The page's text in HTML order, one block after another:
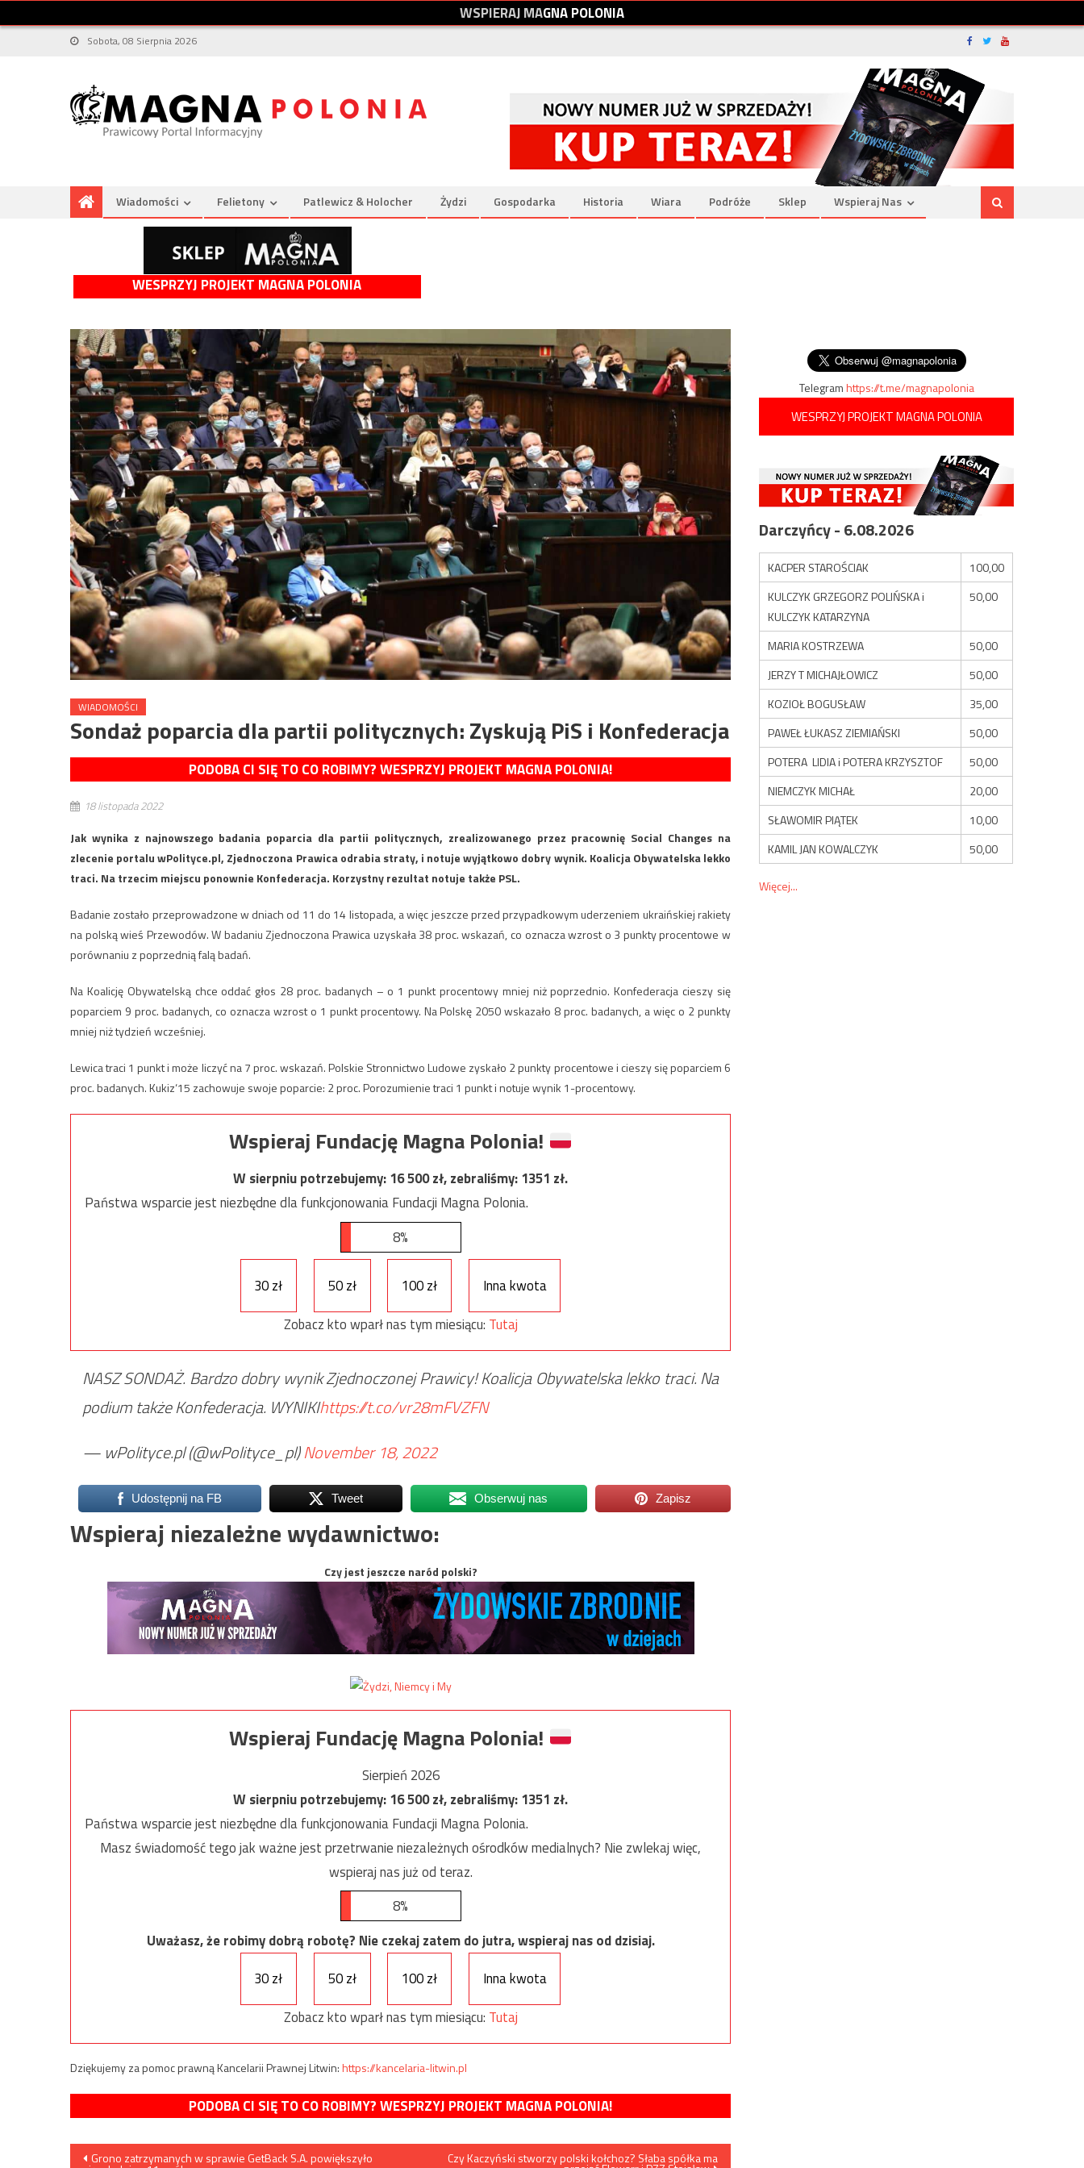
WSPIERAJMAGNAPOLONIA
Sobota, 08 Sierpnia 2026
Wiadomości Felietony Patlewicz & Holocher Żydzi Gospodarka Historia Wiara Podróże Sklep Wspieraj Nas
WESPRZYJ PROJEKT MAGNA POLONIA
WIADOMOŚCI
Sondaż poparcia dla partii politycznych: Zyskują PiS i Konfederacja
PODOBA CI SIĘ TO CO ROBIMY? WESPRZYJ PROJEKT MAGNA POLONIA!
18 listopada 2022
Jak wynika z najnowszego badania poparcia dla partii politycznych, zrealizowanego przez pracownię Social Changes na
zlecenie portalu wPolityce.pl, Zjednoczona Prawica odrabia straty, i notuje wyjątkowo dobry wynik. Koalicja Obywatelska lekko
traci. Na trzecim miejscu ponownie Konfederacja. Korzystny rezultat notuje także PSL.
Badanie zostało przeprowadzone w dniach od 11 do 14 listopada, a więc jeszcze przed przypadkowym uderzeniem ukraińskiej rakiety
na polską wieś Przewodów. W badaniu Zjednoczona Prawica uzyskała 38 proc. wskazań, co oznacza wzrost o 3 punkty procentowe w
porównaniu z poprzednią falą badań.
Na Koalicję Obywatelską chce oddać głos 28 proc. badanych – o 1 punkt procentowy mniej niż poprzednio. Konfederacja cieszy się
poparciem 9 proc. badanych, co oznacza wzrost o 1 punkt procentowy. Na Polskę 2050 wskazało 8 proc. badanych, a więc o 2 punkty
mniej niż tydzień wcześniej.
Lewica traci 1 punkt i może liczyć na 7 proc. wskazań. Polskie Stronnictwo Ludowe zyskało 2 punkty procentowe i cieszy się poparciem 6
proc. badanych. Kukiz‘15 zachowuje swoje poparcie: 2 proc. Porozumienie traci 1 punkt i notuje wynik 1-procentowy.
Wspieraj Fundację Magna Polonia!
W sierpniu potrzebujemy:16 500zł, zebraliśmy:1351 zł.
Państwa wsparcie jest niezbędne dla funkcjonowania Fundacji Magna Polonia.
8%
30 zł 50 zł 100 zł
Inna kwota
Zobacz kto wparł nas tym miesiącu: Tutaj
NASZ SONDAŻ. Bardzo dobry wynik Zjednoczonej Prawicy! Koalicja Obywatelska lekko traci. Na
podium także Konfederacja. WYNIKIhttps://t.co/vr28mFVZFN
— wPolityce.pl (@wPolityce_pl)November 18, 2022
Udostępnij na FB Tweet Obserwuj nas Zapisz
Wspieraj niezależne wydawnictwo:
Czy jest jeszcze naród polski?
Wspieraj Fundację Magna Polonia!
Sierpień 2026
W sierpniu potrzebujemy:16 500zł, zebraliśmy:1351 zł.
Państwa wsparcie jest niezbędne dla funkcjonowania Fundacji Magna Polonia.
Masz świadomość tego jak ważne jest przetrwanie niezależnych ośrodków medialnych? Nie zwlekaj więc,
wspieraj nas już od teraz.
8%
Uważasz, że robimy dobrą robotę? Nie czekaj zatem do jutra, wspieraj nas od dzisiaj.
30 zł
50 zł 100 zł
Inna kwota
Zobacz kto wparł nas tym miesiącu: Tutaj
Dziękujemy za pomoc prawną Kancelarii Prawnej Litwin:https://kancelaria-litwin.pl
PODOBA CI SIĘ TO CO ROBIMY? WESPRZYJ PROJEKT MAGNA POLONIA!
Nawigacja
Grono zatrzymanych w sprawie GetBack S.A. powiększyło Czy Kaczyński stworzy polski kołchoz? Słaba spółka ma
Telegramhttps://t.me/magnapolonia
WESPRZYJ PROJEKT MAGNA POLONIA
Darczyńcy - 6.08.2026
KACPER STAROŚCIAK
100,00
KULCZYK GRZEGORZ POLIŃSKA i
KULCZYK KATARZYNA
50,00
MARIA KOSTRZEWA
50,00
JERZY T MICHAJŁOWICZ
50,00
KOZIOŁ BOGUSŁAW
35,00
PAWEŁ ŁUKASZ ZIEMIAŃSKI
50,00
POTERA LIDIA i POTERA KRZYSZTOF
50,00
NIEMCZYK MICHAŁ
20,00
SŁAWOMIR PIĄTEK
10,00
KAMIL JAN KOWALCZYK
50,00
Więcej...